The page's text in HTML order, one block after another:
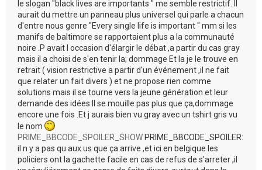
le slogan "black lives are importants " me semble restrictif. Il
aurait du mettre un panneau plus universel qui parle a chacun
d'entre nous genre "Every single life is important " mm si les
manifs de baltimore se rapportaient plus a la communauté
noire .P avait l occasion d'élargir le débat ,a partir du cas gray
mais il a choisi de s'en tenir la; dommage Et la je le trouve en
retrait ( vision restrictive a partir d'un événement ,il ne fait
que relater un fait divers ) et ne propose rien comme
solutions mais il se tourne vers la jeune génération et leur
demande des idées Il se mouille pas plus que ça,dommage
encore une fois .Et j aurais bien vu gray avec un tshirt gris vu
le nom
PRIME_BBCODE_SPOILER_SHOW PRIME_BBCODE_SPOILER:
il n y a pas qu aux us que ça arrive ,et ici en belgique les
policiers ont la gachette facile en cas de refus de s'arreter ,il